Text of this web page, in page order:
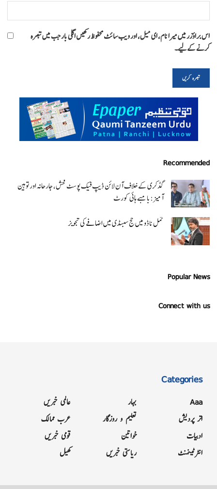
اس براؤزر میں میرا نام، ای میل، اور ویب سائٹ محفوظ رکھیں اگلی بار جب میں تبصرہ
کرنے کےلیے۔
Recommended
گڈکری کے خلاف آن لائن ڈیپ فیک پوسٹ فحش، جارحانہ اور توہین
آمیز:بامبے ہائی کورٹ
تمل ناڈو میں حج سبسڈی میں اضافے کی تجویز
Popular News
Connect with us
Categories
Aaa
اتر پردیش
ادبیات
انٹرٹینمنٹ
بہار
تعلیم و روزگار
خواتین
ریاستی خبریں
عالمی خبریں
عرب ممالک
قومی خبریں
کھیل